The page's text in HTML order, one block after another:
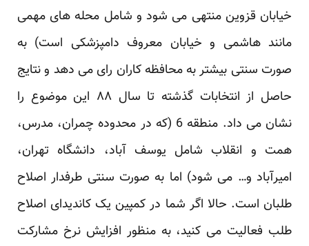
خیابان قزوین منتهی می شود و شامل محله های مهمی
مانند هاشمی و خیابان معروف دامپزشکی است) به
صورت سنتی بیشتر به محافظه کاران رای می دهد و نتایج
حاصل از انتخابات گذشته تا سال ۸۸ این موضوع را
نشان می داد. منطقه 6
(که در محدوده چمران، مدرس،
همت و انقلاب شامل یوسف آباد، دانشگاه تهران،
امیرآباد و… می شود) اما به صورت سنتی طرفدار اصلاح
طلبان است. حالا اگر شما در کمپین یک کاندیدای اصلاح
طلب فعالیت می کنید، به منظور افزایش نرخ مشارکت